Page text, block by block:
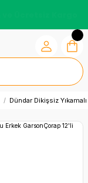
Dündar Dikişsiz